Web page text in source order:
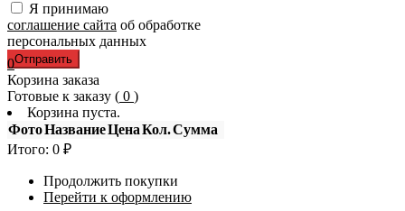
Я принимаю
соглашение сайта об обработке
персональных данных
0
Корзина заказа
Готовые к заказу ( 0 )
Корзина пуста.
ФотоНазваниеЦенаКол.Сумма
Итого: 0 ₽
Продолжить покупки
Перейти к оформлению